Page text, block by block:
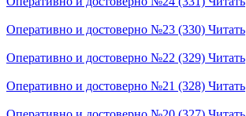
Оперативно и достоверно №23 (330) Читать
Оперативно и достоверно №22 (329) Читать
Оперативно и достоверно №21 (328) Читать